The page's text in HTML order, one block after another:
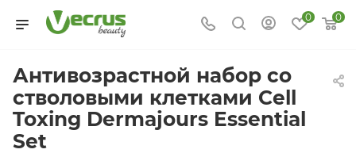
0 0
Антивозрастной набор со
стволовыми клетками Cell
Toxing Dermajours Essential
Set